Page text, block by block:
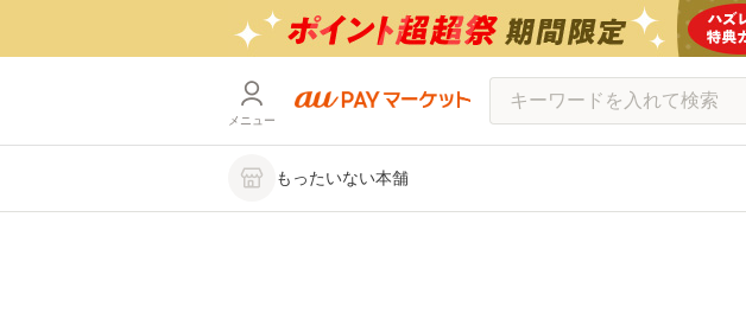
メニュー
もったいない本舗